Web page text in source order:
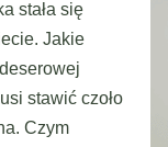
stała się
Jakie
stawić czoło
Czym